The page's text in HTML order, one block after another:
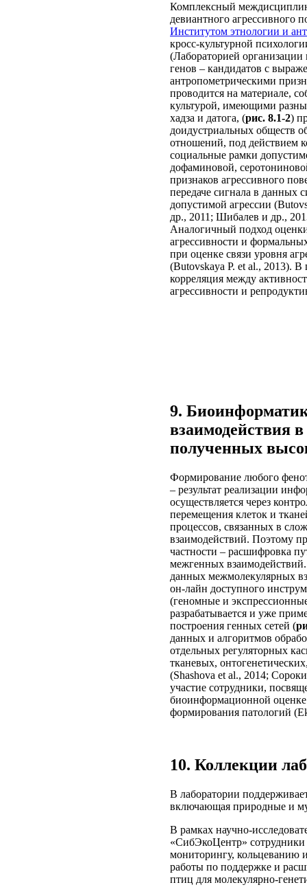
Комплексный
девиантного агрессивного
Институтом этнологии и
кросс-культурной
(Лабораторией
генов – кандидатов с
антропометрическими
проводится на материале,
культурой, имеющими
хадза и датога, (рис. 8.1-2)
доидустриальных обществ
отношений, под действием
социальные рамки
дофаминовой,
признаков агрессивного
передаче сигнала в данных
допустимой агрессии
др., 2011; Шибалев и др.,
Аналогичный подход
агрессивности и
при оценке связи уровня
(Butovskaya P. et al., 2013). В
корреляция между
агрессивности и
9.
взаимодействия
полученных
Формирование любого
– результат реализации
осуществляется через
перемещения клеток и
процессов, связанных в
взаимодействий. Поэтому
частности – расшифровка
межгенных
данных межмолекулярных
он-лайн доступного
(геномные и
разрабатывается и уже
построения генных сетей (
данных и алгоритмов
отдельных регуляторных
тканевых,
(Shashova et al., 2014;
участие сотрудники,
биоинформационной
формирования патологий
10. Коллекции
В лаборатории
включающая природные и
В рамках научно-
«СибЭкоЦентр»
мониторингу,
работы по поддержке и
птиц для молекулярно-